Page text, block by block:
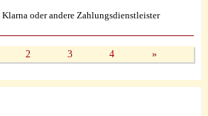
oder andere Zahlungsdienstleister
2 3 4 »